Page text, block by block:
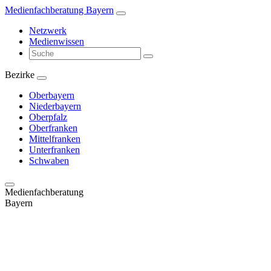
Zum
springen
Medienfachberatung Bayern
Netzwerk
Medienwissen
Suchbegriff
eingeben
Bezirke
Oberbayern
Niederbayern
Oberpfalz
Oberfranken
Mittelfranken
Unterfranken
Schwaben
Medienfachberatung
Bayern